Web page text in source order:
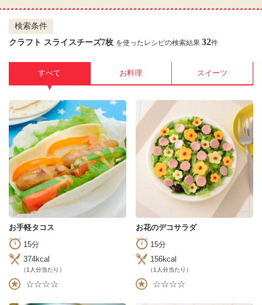
検索条件
クラフト スライスチーズ7枚 を使ったレシピの検索結果 32件
すべて
▼
お料理 スイーツ
お手軽タコス
15分
374kcal
（1人分当たり）
☆☆☆☆
お花のデコサラダ
15分
156kcal
（1人分当たり）
☆☆☆☆